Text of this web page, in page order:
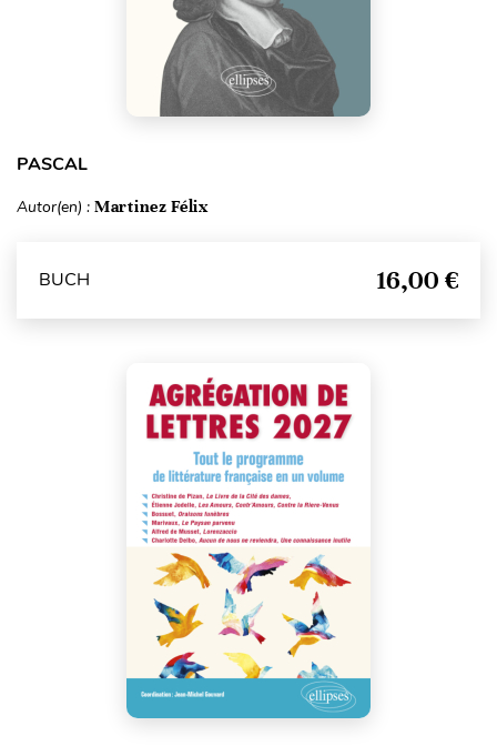
PASCAL
Autor(en) : Martinez Félix
BUCH 16,00 €